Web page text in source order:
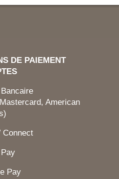
DE PAIEMENT
American
Connect
Pay